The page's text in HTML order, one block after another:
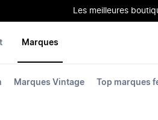
Les meilleures
Marques
Marques Vintage Top marques